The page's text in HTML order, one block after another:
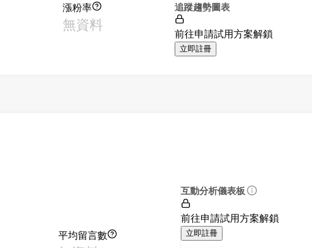
漲粉率
無資料
追蹤趨勢圖表
前往申請試用方案解鎖
立即註冊
平均留言數
互動分析儀表板
前往申請試用方案解鎖
立即註冊